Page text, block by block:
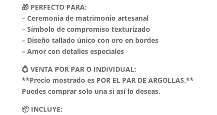
🎁 PERFECTO PARA:
– Ceremonia de matrimonio artesanal
– Símbolo de compromiso texturizado
– Diseño tallado único con oro en bordes
– Amor con detalles especiales
💍 VENTA POR PAR O INDIVIDUAL:
**Precio mostrado es POR EL PAR DE ARGOLLAS.**
Puedes comprar solo una si así lo deseas.
📦 INCLUYE: